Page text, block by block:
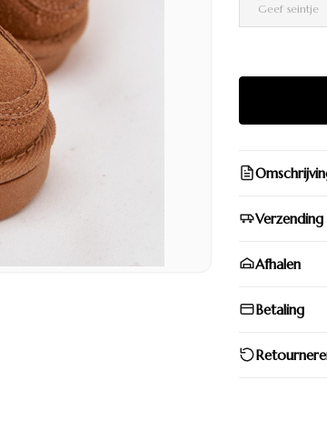
Geef seintje
Verzending
Afhalen
Betaling